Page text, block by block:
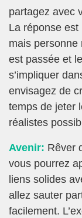
partagez avec
La réponse
mais personne
est passée et
s’impliquer
envisagez de
temps de jeter
réalistes
Avenir: Rêver
vous pourrez
liens solides
allez sauter
facilement.